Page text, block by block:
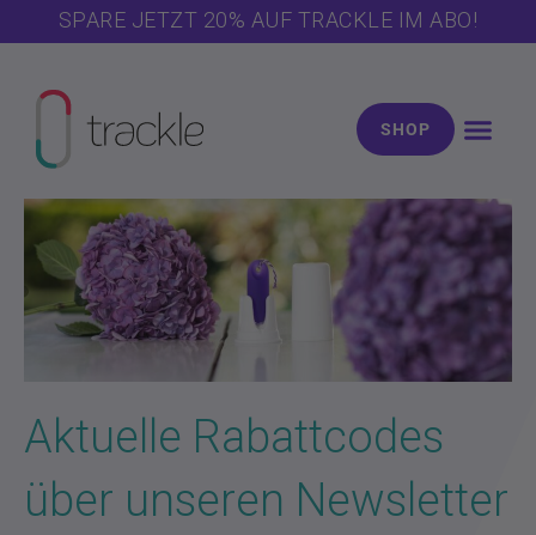
Inhalt
SPARE JETZT 20% AUF TRACKLE IM ABO!
SHOP
Aktuelle Rabattcodes
über unseren Newsletter